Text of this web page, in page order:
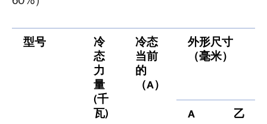
型号 冷
态
力
量
(千
瓦)
冷态
当前
的
（A）
外形尺寸
（毫米）
A 乙